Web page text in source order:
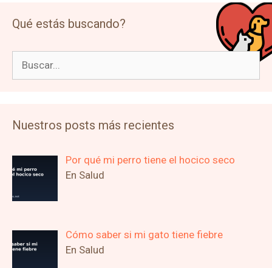
Qué estás buscando?
Nuestros posts más recientes
Por qué mi perro tiene el hocico seco
En Salud
Cómo saber si mi gato tiene fiebre
En Salud